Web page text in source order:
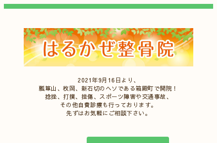
2021年9月16日より、
瓢箪山、枚岡、新石切のヘソである箱殿町で開院！
捻挫、打撲、挫傷、スポーツ障害や交通事故、
その他自費診療も行っております。
先ずはお気軽にご相談下さい。